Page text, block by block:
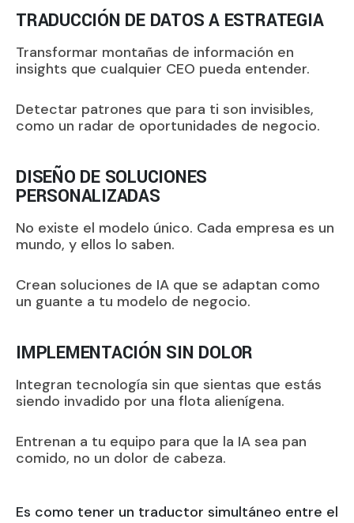
TRADUCCIÓN DE DATOS A ESTRATEGIA
Transformar montañas de información en
insights que cualquier CEO pueda entender.
Detectar patrones que para ti son invisibles,
como un radar de oportunidades de negocio.
DISEÑO DE SOLUCIONES
PERSONALIZADAS
No existe el modelo único. Cada empresa es un
mundo, y ellos lo saben.
Crean soluciones de IA que se adaptan como
un guante a tu modelo de negocio.
IMPLEMENTACIÓN SIN DOLOR
Integran tecnología sin que sientas que estás
siendo invadido por una flota alienígena.
Entrenan a tu equipo para que la IA sea pan
comido, no un dolor de cabeza.
Es como tener un traductor simultáneo entre el